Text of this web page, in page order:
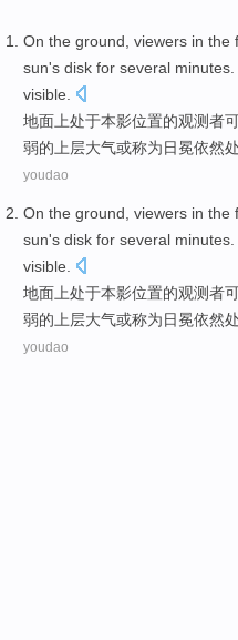
On the ground , viewers in the
sun's disk for several minutes
visible
地面 上处于本影位置的观测者
弱的 上层大气或称为日冕依然
youdao
On the ground , viewers in the
sun's disk for several minutes
visible
地面 上处于本影位置的观测者
弱的 上层大气或称为日冕依然
youdao